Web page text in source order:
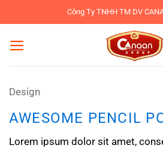
qua
nội
Công Ty TNHH TM DV
Design
AWESOME PENCIL
Lorem ipsum dolor sit amet,